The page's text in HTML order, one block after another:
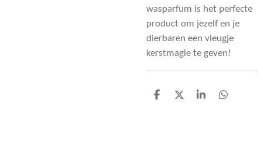
wasparfum is het perfecte
product om jezelf en je
dierbaren een vleugje
kerstmagie te geven!
D
D
S
D